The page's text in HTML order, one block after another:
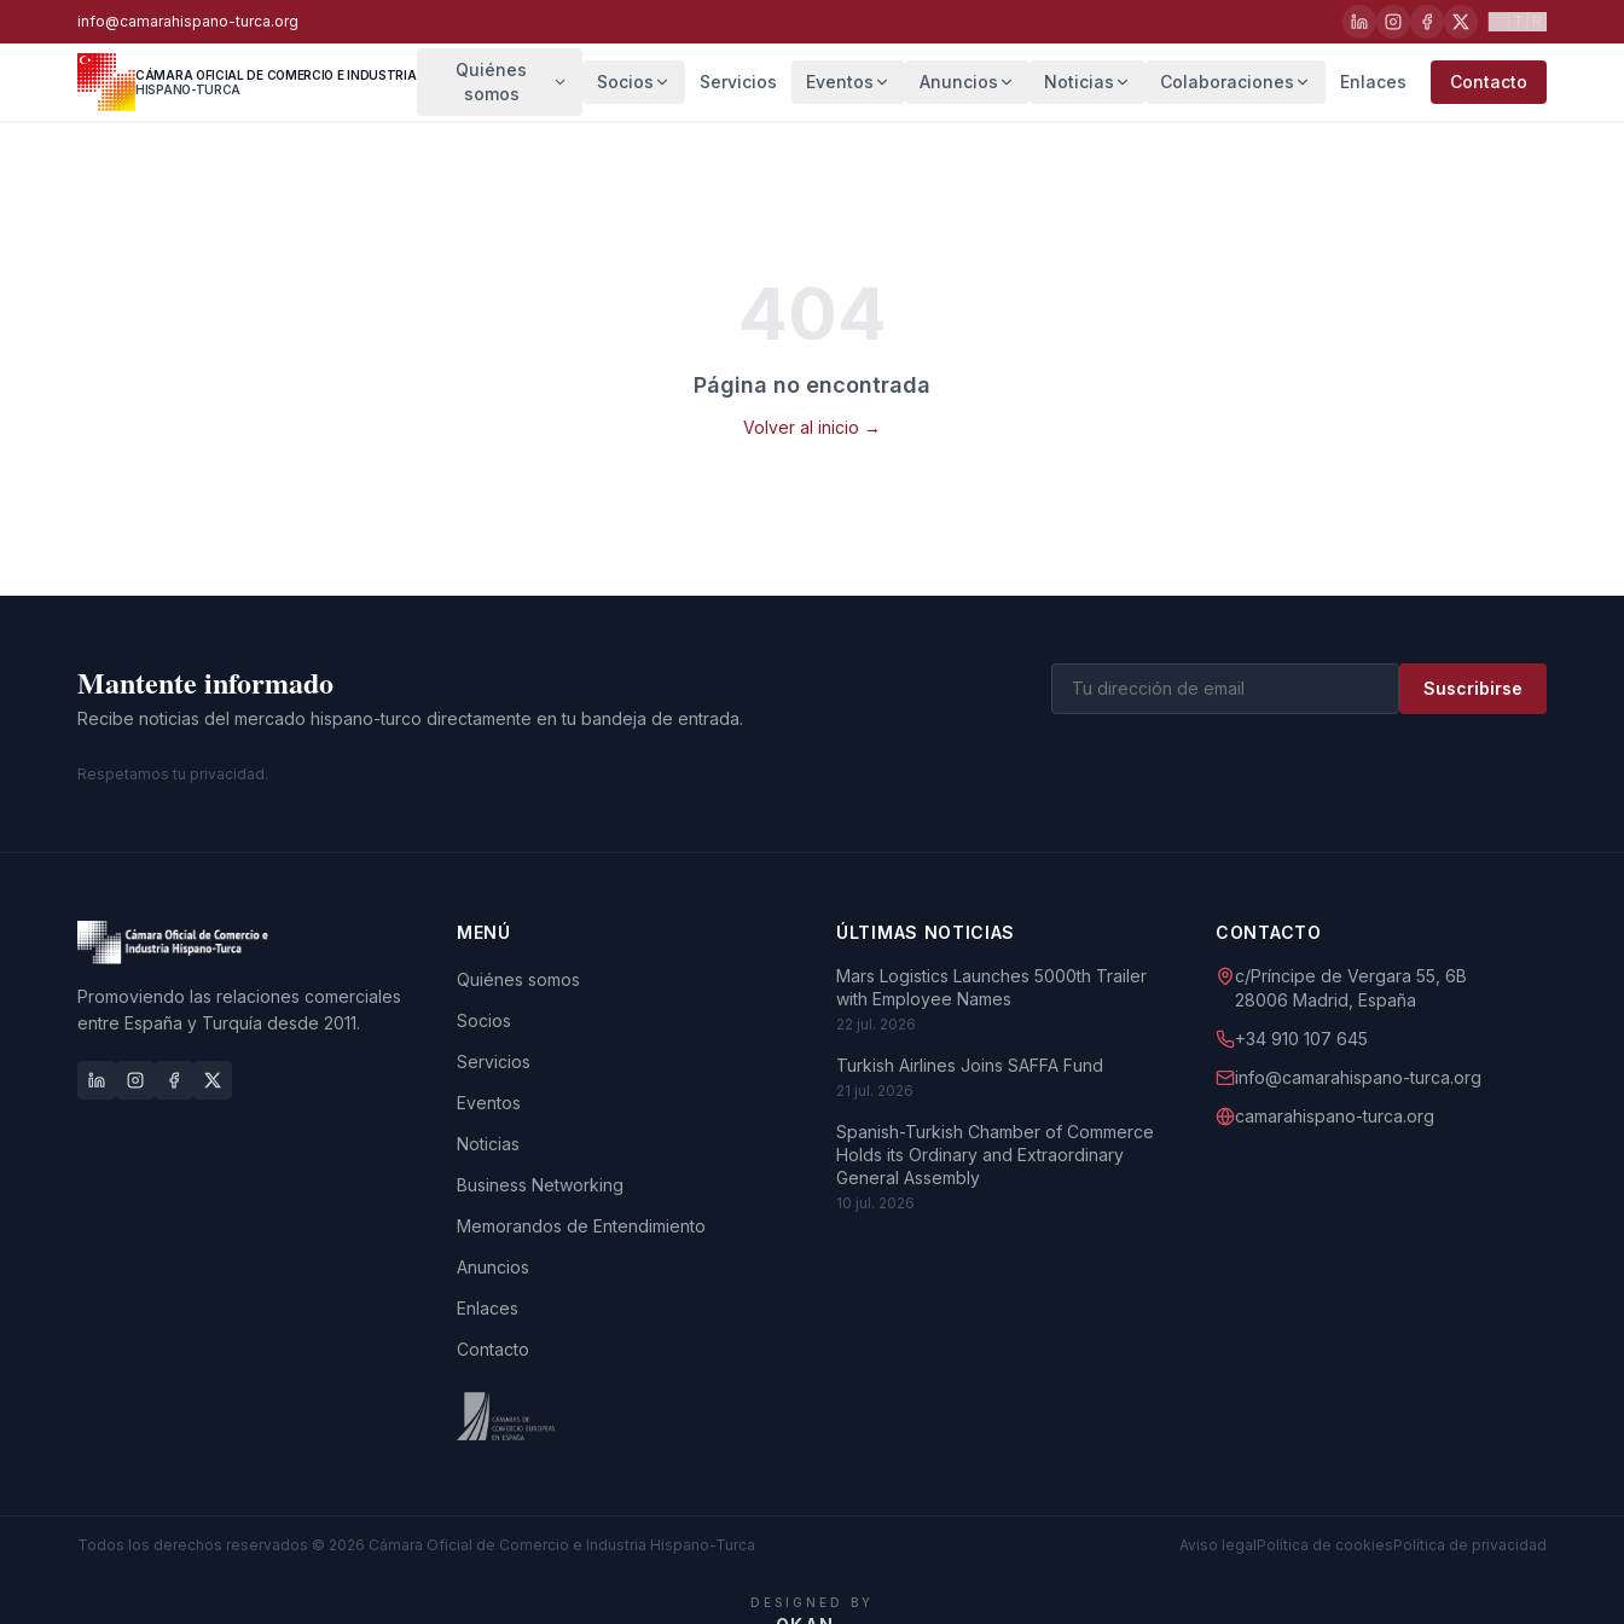
info@camarahispano-turca.org
CÁMARA OFICIAL DE COMERCIO E INDUSTRIA
HISPANO-TURCA
Quiénes
somos
Socios Servicios Eventos Anuncios Noticias Colaboraciones Enlaces Contacto
404
Página no encontrada
Volver al inicio →
Mantente informado
Recibe noticias del mercado hispano-turco directamente en tu bandeja de entrada.
Suscribirse
Respetamos tu privacidad.
Promoviendo las relaciones comerciales
entre España y Turquía desde 2011.
MENÚ
Quiénes somos
Socios
Servicios
Eventos
Noticias
Business Networking
Memorandos de Entendimiento
Anuncios
Enlaces
Contacto
ÚLTIMAS NOTICIAS
Mars Logistics Launches 5000th Trailer
with Employee Names
22 jul. 2026
Turkish Airlines Joins SAFFA Fund
21 jul. 2026
Spanish-Turkish Chamber of Commerce
Holds its Ordinary and Extraordinary
General Assembly
10 jul. 2026
CONTACTO
c/Príncipe de Vergara 55, 6B
28006 Madrid, España
+34 910 107 645
info@camarahispano-turca.org
camarahispano-turca.org
Todos los derechos reservados © 2026 Cámara Oficial de Comercio e Industria Hispano-Turca Aviso legalPolítica de cookiesPolítica de privacidad
DESIGNED BY